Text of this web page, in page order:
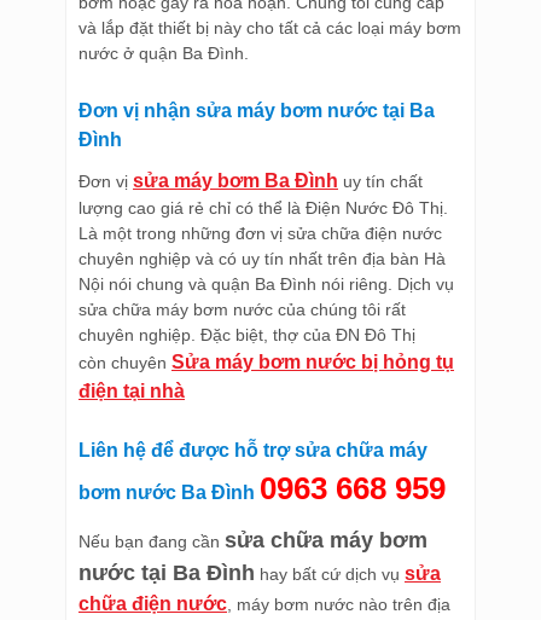
và lắp đặt thiết bị này cho tất cả các loại máy bơm
nước ở quận Ba Đình.
Đơn vị nhận sửa máy bơm nước tại Ba
Đình
Đơn vị sửa máy bơm Ba Đình uy tín chất
lượng cao giá rẻ chỉ có thể là Điện Nước Đô Thị.
Là một trong những đơn vị sửa chữa điện nước
chuyên nghiệp và có uy tín nhất trên địa bàn Hà
Nội nói chung và quận Ba Đình nói riêng. Dịch vụ
sửa chữa máy bơm nước của chúng tôi rất
chuyên nghiệp. Đặc biệt, thợ của ĐN Đô Thị
còn chuyên Sửa máy bơm nước bị hỏng tụ
điện tại nhà
Liên hệ để được hỗ trợ sửa chữa máy
bơm nước Ba Đình 0963 668 959
Nếu bạn đang cần sửa chữa máy bơm
nước tại Ba Đình hay bất cứ dịch vụ sửa
chữa điện nước, máy bơm nước nào trên địa